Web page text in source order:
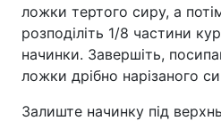
ложки тертого сиру, а
розподіліть 1/8 частини
начинки. Завершіть,
ложки дрібно нарізаного
Залиште начинку під